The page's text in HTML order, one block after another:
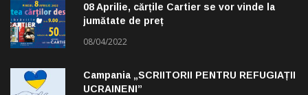
08 Aprilie, cărțile Cartier se vor vinde la
jumătate de preț
08/04/2022
Campania „SCRIITORII PENTRU REFUGIAȚII
UCRAINENI”